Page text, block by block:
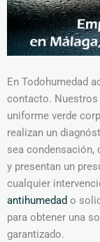
En Todohumedad
contacto.
uniforme verde
realizan un
sea condensación,
y presentan un
cualquier
antihumedad o
para obtener una
garantizado.